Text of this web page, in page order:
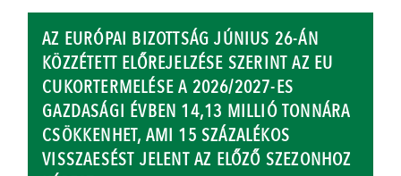
AZ EURÓPAI BIZOTTSÁG JÚNIUS 26-ÁN
KÖZZÉTETT ELŐREJELZÉSE SZERINT AZ EU
CUKORTERMELÉSE A 2026/2027-ES
GAZDASÁGI ÉVBEN 14,13 MILLIÓ TONNÁRA
CSÖKKENHET, AMI 15 SZÁZALÉKOS
VISSZAESÉST JELENT AZ ELŐZŐ SZEZONHOZ